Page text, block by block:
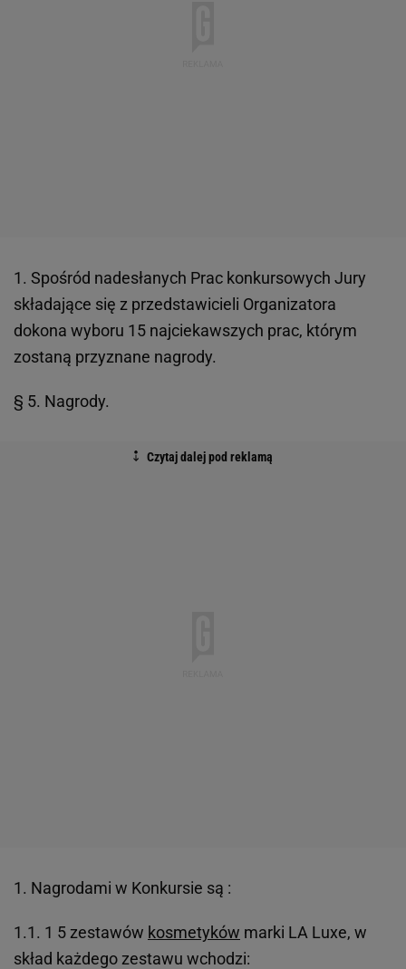
1. Spośród nadesłanych Prac konkursowych Jury
składające się z przedstawicieli Organizatora
dokona wyboru 15 najciekawszych prac, którym
zostaną przyznane nagrody.
§ 5. Nagrody.
1. Nagrodami w Konkursie są :
1.1. 1 5 zestawów kosmetyków marki LA Luxe, w
skład każdego zestawu wchodzi: